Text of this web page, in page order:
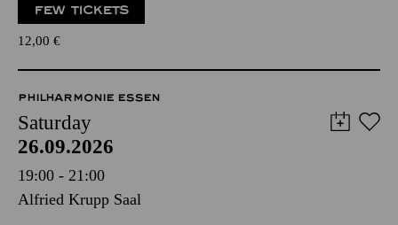
FEW TICKETS
12,00 €
PHILHARMONIE ESSEN
Saturday
26.09.2026
19:00 - 21:00
Alfried Krupp Saal